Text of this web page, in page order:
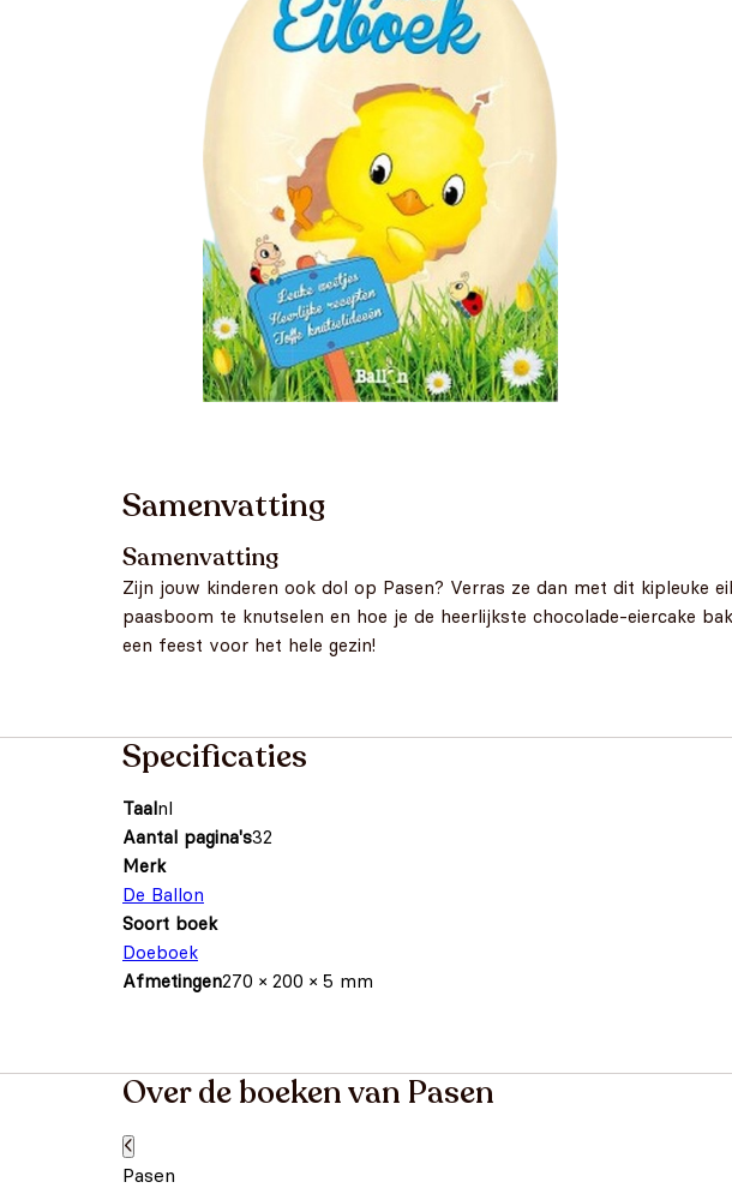
Samenvatting
Samenvatting
Zijn jouw kinderen ook dol op Pasen? Verras ze dan met dit kipleuke
paasboom te knutselen en hoe je de heerlijkste chocolade-eiercake
een feest voor het hele gezin!
Specificaties
Taalnl
Aantal pagina's32
Merk
De Ballon
Soort boek
Doeboek
Afmetingen270 × 200 × 5 mm
Over de boeken van Pasen
Pasen